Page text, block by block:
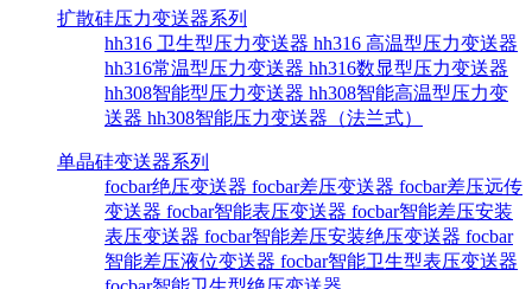
扩散硅压力变送器系列
hh316 卫生型压力变送器 hh316 高温型压力变送器
hh316常温型压力变送器 hh316数显型压力变送器
hh308智能型压力变送器 hh308智能高温型压力变
送器 hh308智能压力变送器（法兰式）
单晶硅变送器系列
focbar绝压变送器 focbar差压变送器 focbar差压远传
变送器 focbar智能表压变送器 focbar智能差压安装
表压变送器 focbar智能差压安装绝压变送器 focbar
智能差压液位变送器 focbar智能卫生型表压变送器